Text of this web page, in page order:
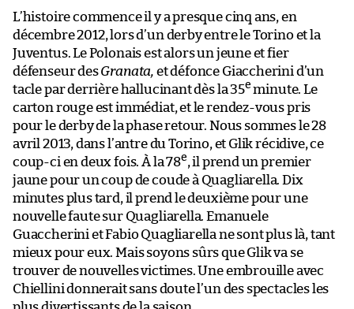
L’histoire commence il y a presque cinq ans, en
décembre 2012, lors d’un derby entre le Torino et la
Juventus. Le Polonais est alors un jeune et fier
défenseur desGranata, et défonce Giaccherini d’un
tacle par derrière hallucinant dès la 35e minute. Le
carton rouge est immédiat, et le rendez-vous pris
pour le derby de la phase retour. Nous sommes le 28
avril 2013, dans l’antre du Torino, et Glik récidive, ce
coup-ci en deux fois. À la 78e, il prend un premier
jaune pour un coup de coude à Quagliarella. Dix
minutes plus tard, il prend le deuxième pour une
nouvelle faute sur Quagliarella. Emanuele
Guaccherini et Fabio Quagliarella ne sont plus là, tant
mieux pour eux. Mais soyons sûrs que Glik va se
trouver de nouvelles victimes. Une embrouille avec
Chiellini donnerait sans doute l’un des spectacles les